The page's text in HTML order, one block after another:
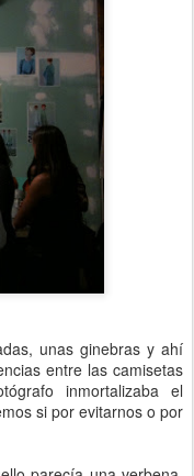
unas ginebras y ahí
entre las camisetas
inmortalizaba el
si por evitarnos o por